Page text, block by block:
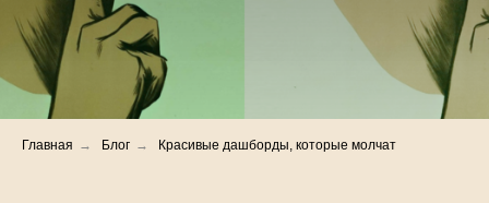
Главная → Блог → Красивые дашборды, которые молчат